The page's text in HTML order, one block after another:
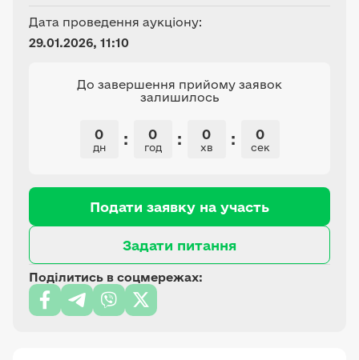
Дата проведення аукціону:
29.01.2026, 11:10
До завершення прийому заявок
залишилось
0
дн : 0
год : 0
хв : 0
сек
Подати заявку на участь
Задати питання
Поділитись в соцмережах: